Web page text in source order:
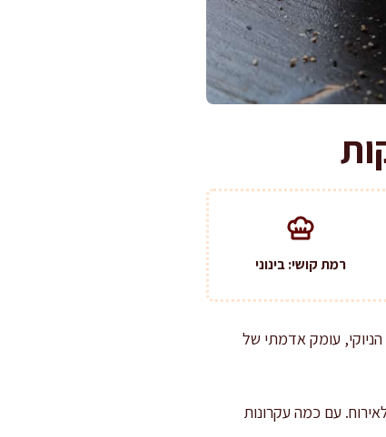
רמת קושי: בינוני
הניוקי, עומק אדמתי של
עם כמה עקרונות